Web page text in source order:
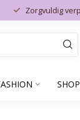
Zorgvuldig